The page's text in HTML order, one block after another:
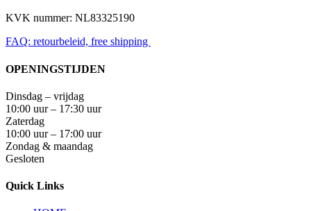
KVK nummer: NL83325190
FAQ: retourbeleid, free shipping
OPENINGSTIJDEN
Dinsdag – vrijdag
10:00 uur – 17:30 uur
Zaterdag
10:00 uur – 17:00 uur
Zondag & maandag
Gesloten
Quick Links